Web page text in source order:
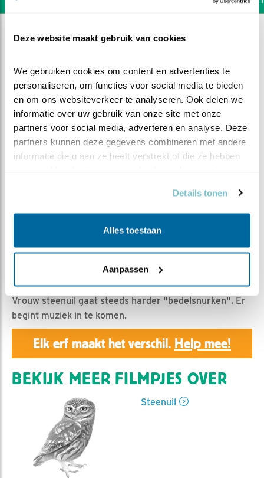
Deze website maakt gebruik van cookies
We gebruiken cookies om content en advertenties te
personaliseren, om functies voor social media te bieden
en om ons websiteverkeer te analyseren. Ook delen we
informatie over uw gebruik van onze site met onze
partners voor social media, adverteren en analyse. Deze
partners kunnen deze gegevens combineren met andere
informatie die u aan ze heeft verstrekt of die ze hebben
Details tonen
Alles toestaan
Aanpassen
Een opgewonden vertrek
Geert | Geplaatst op 20 maart 2025, 1:00 |
Vrouw steenuil gaat steeds harder "bedelsnurken". Er
begint muziek in te komen.
Elk erf maakt het verschil. Help mee!
BEKIJK MEER FILMPJES OVER
Steenuil